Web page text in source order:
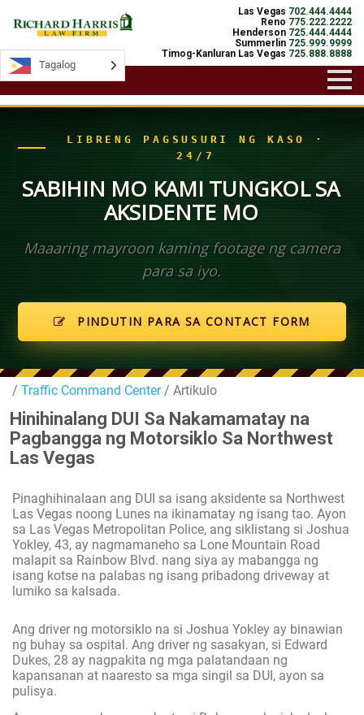
Las Vegas 702.444.4444
Reno 775.222.2222
Henderson 725.444.4444
Summerlin 725.999.9999
Timog-Kanluran Las Vegas 725.888.8888
LIBRENG PAGSUSURI NG KASO ·
24/7
SABIHIN MO KAMI TUNGKOL SA
AKSIDENTE MO
Maaaring mayroon kaming footage ng camera
para sa iyo.
PINDUTIN PARA SA CONTACT FORM
/ Traffic Command Center/ Artikulo
Hinihinalang DUI Sa Nakamamatay na
Pagbangga ng Motorsiklo Sa Northwest
Las Vegas
Pinaghihinalaan ang DUI sa isang aksidente sa Northwest
Las Vegas noong Lunes na ikinamatay ng isang tao. Ayon
sa Las Vegas Metropolitan Police, ang siklistang si Joshua
Yokley, 43, ay nagmamaneho sa Lone Mountain Road
malapit sa Rainbow Blvd. nang siya ay mabangga ng
isang kotse na palabas ng isang pribadong driveway at
lumiko sa kalsada.
Ang driver ng motorsiklo na si Joshua Yokley ay binawian
ng buhay sa ospital. Ang driver ng sasakyan, si Edward
Dukes, 28 ay nagpakita ng mga palatandaan ng
kapansanan at naaresto sa mga singil sa DUI, ayon sa
pulisya.
Tagalog
Tagalog